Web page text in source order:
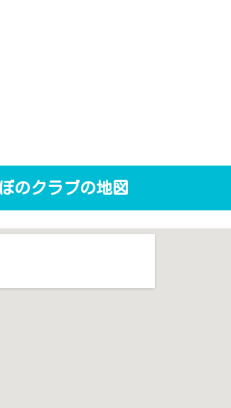
のクラブの地図